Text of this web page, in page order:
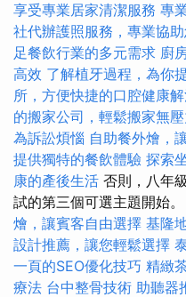
享受專業居家清潔服務 專
社代辦護照服務，專業協
足餐飲行業的多元需求 廚
高效 了解植牙過程，為你
所，方便快捷的口腔健康
的搬家公司，輕鬆搬家無壓
為訴訟煩惱 自助餐外燴，
提供獨特的餐飲體驗 探索
康的產後生活 否則，八年
試的第三個可選主題開始。
燴，讓賓客自由選擇 基隆
設計推薦，讓您輕鬆選擇
一頁的SEO優化技巧 精緻
療法 台中整骨技術 助聽器